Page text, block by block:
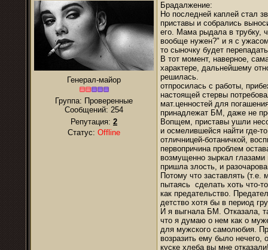
Генерал-майор
Группа: Проверенные
Сообщений: 254
Репутация: 2
Статус: Offline
Брадалжение:
Но последней каплей стал
приставы и собрались
его. Мама рыдала в трубку,
вообще нужен?" и я с
то сыночку будет
В тот момент, наверное,
характере, дальнейшему
решилась.
отпросилась с работы,
настоящей стервы
мат.ценностей для
принадлежат БМ, даже не
Вопщем, приставы ушли
и осмелившейся найти где-
отличницей-ботаничкой,
первопричина проблем
возмущенно зыркал
пришла злость, и
Потому что заставлять
пытаясь сделать хоть что-
как предательство.
детство хотя бы в период
И я выгнала БМ. Отказала,
что я думаю о нем как о
для мужского самолюбия.
возразить ему было
куске хлеба вы мне